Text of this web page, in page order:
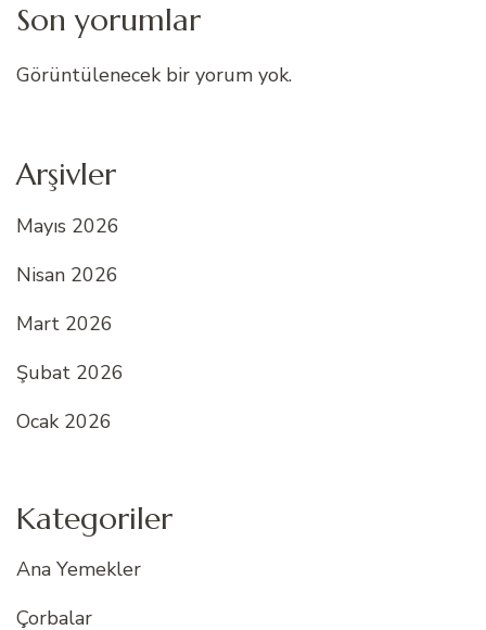
Son yorumlar
Görüntülenecek bir yorum yok.
Arşivler
Mayıs 2026
Nisan 2026
Mart 2026
Şubat 2026
Ocak 2026
Kategoriler
Ana Yemekler
Çorbalar